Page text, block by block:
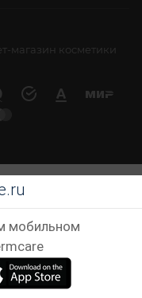
магазин косметики
мобильном